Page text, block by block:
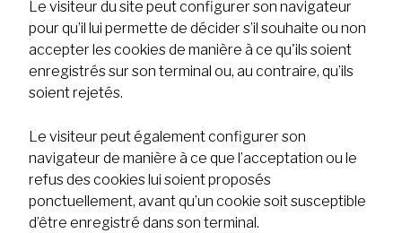
Le visiteur du site peut configurer son navigateur
pour qu’il lui permette de décider s’il souhaite ou non
accepter les cookies de manière à ce qu'ils soient
enregistrés sur son terminal ou, au contraire, qu’ils
soient rejetés.
Le visiteur peut également configurer son
navigateur de manière à ce que l’acceptation ou le
refus des cookies lui soient proposés
ponctuellement, avant qu’un cookie soit susceptible
d’être enregistré dans son terminal.